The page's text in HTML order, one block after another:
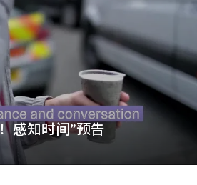
感知时间”预告